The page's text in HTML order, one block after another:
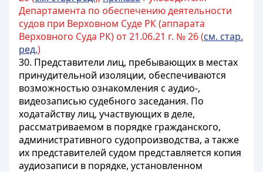
Департамента по обеспечению деятельности
судов при Верховном Суде РК (аппарата
Верховного Суда РК) от 21.06.21 г. № 26 (см. стар.
ред.)
30. Представители лиц, пребывающих в местах
принудительной изоляции, обеспечиваются
возможностью ознакомления с аудио-,
видеозаписью судебного заседания. По
ходатайству лиц, участвующих в деле,
рассматриваемом в порядке гражданского,
административного судопроизводства, а также
их представителей судом представляется копия
аудиозаписи в порядке, установленном